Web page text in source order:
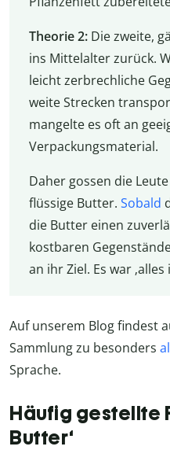
Theorie 2: Die zweite,
ins Mittelalter zurück.
leicht zerbrechliche
weite Strecken
mangelte es oft an
Verpackungsmaterial.
Daher gossen die
flüssige Butter. Sobald
die Butter einen
kostbaren
an ihr Ziel. Es war ‚alles
Auf unserem Blog findest
Sammlung zu besonders
Sprache.
Häufig gestellte
Butter‘